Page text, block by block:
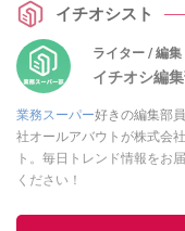
イチオシスト
ライター / 編集
イチオシ編
業務スーパー好きの編集部
社オールアバウトが株式会
ト。毎日トレンド情報をお
ください！